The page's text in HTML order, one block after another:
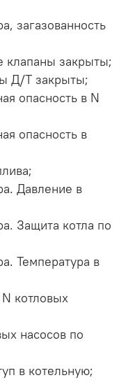
загазованность
клапаны закрыты;
Д/Т закрыты;
опасность в N
опасность в
Давление в
Защита котла по
Температура в
котловых
насосов по
в котельную;